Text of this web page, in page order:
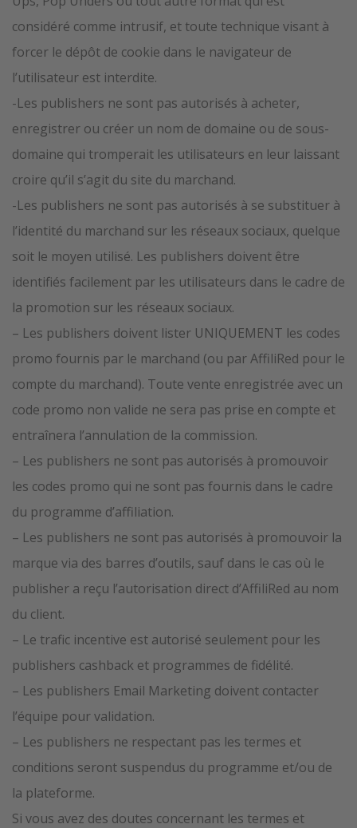
considéré comme intrusif, et toute technique visant à
forcer le dépôt de cookie dans le navigateur de
l’utilisateur est interdite.
-Les publishers ne sont pas autorisés à acheter,
enregistrer ou créer un nom de domaine ou de sous-
domaine qui tromperait les utilisateurs en leur laissant
croire qu’il s’agit du site du marchand.
-Les publishers ne sont pas autorisés à se substituer à
l’identité du marchand sur les réseaux sociaux, quelque
soit le moyen utilisé. Les publishers doivent être
identifiés facilement par les utilisateurs dans le cadre de
la promotion sur les réseaux sociaux.
– Les publishers doivent lister UNIQUEMENT les codes
promo fournis par le marchand (ou par AffiliRed pour le
compte du marchand). Toute vente enregistrée avec un
code promo non valide ne sera pas prise en compte et
entraînera l’annulation de la commission.
– Les publishers ne sont pas autorisés à promouvoir
les codes promo qui ne sont pas fournis dans le cadre
du programme d’affiliation.
– Les publishers ne sont pas autorisés à promouvoir la
marque via des barres d’outils, sauf dans le cas où le
publisher a reçu l’autorisation direct d’AffiliRed au nom
du client.
– Le trafic incentive est autorisé seulement pour les
publishers cashback et programmes de fidélité.
– Les publishers Email Marketing doivent contacter
l’équipe pour validation.
– Les publishers ne respectant pas les termes et
conditions seront suspendus du programme et/ou de
la plateforme.
Si vous avez des doutes concernant les termes et